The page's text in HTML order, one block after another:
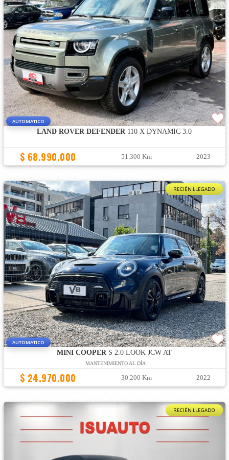
AUTOMATICO
LAND ROVER DEFENDER110 X DYNAMIC 3.0
$ 68.990.000 51.300 Km 2023
RECIÉN LLEGADO
AUTOMATICO
MINI COOPER S 2.0 LOOK JCW AT
MANTENIMIENTO AL DÍA
$ 24.970.000 30.200 Km 2022
RECIÉN LLEGADO